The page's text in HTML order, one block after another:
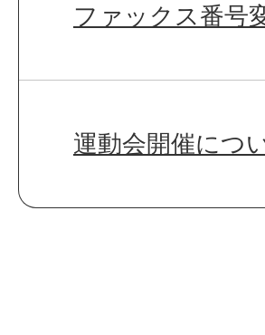
ファックス番号
運動会開催につ